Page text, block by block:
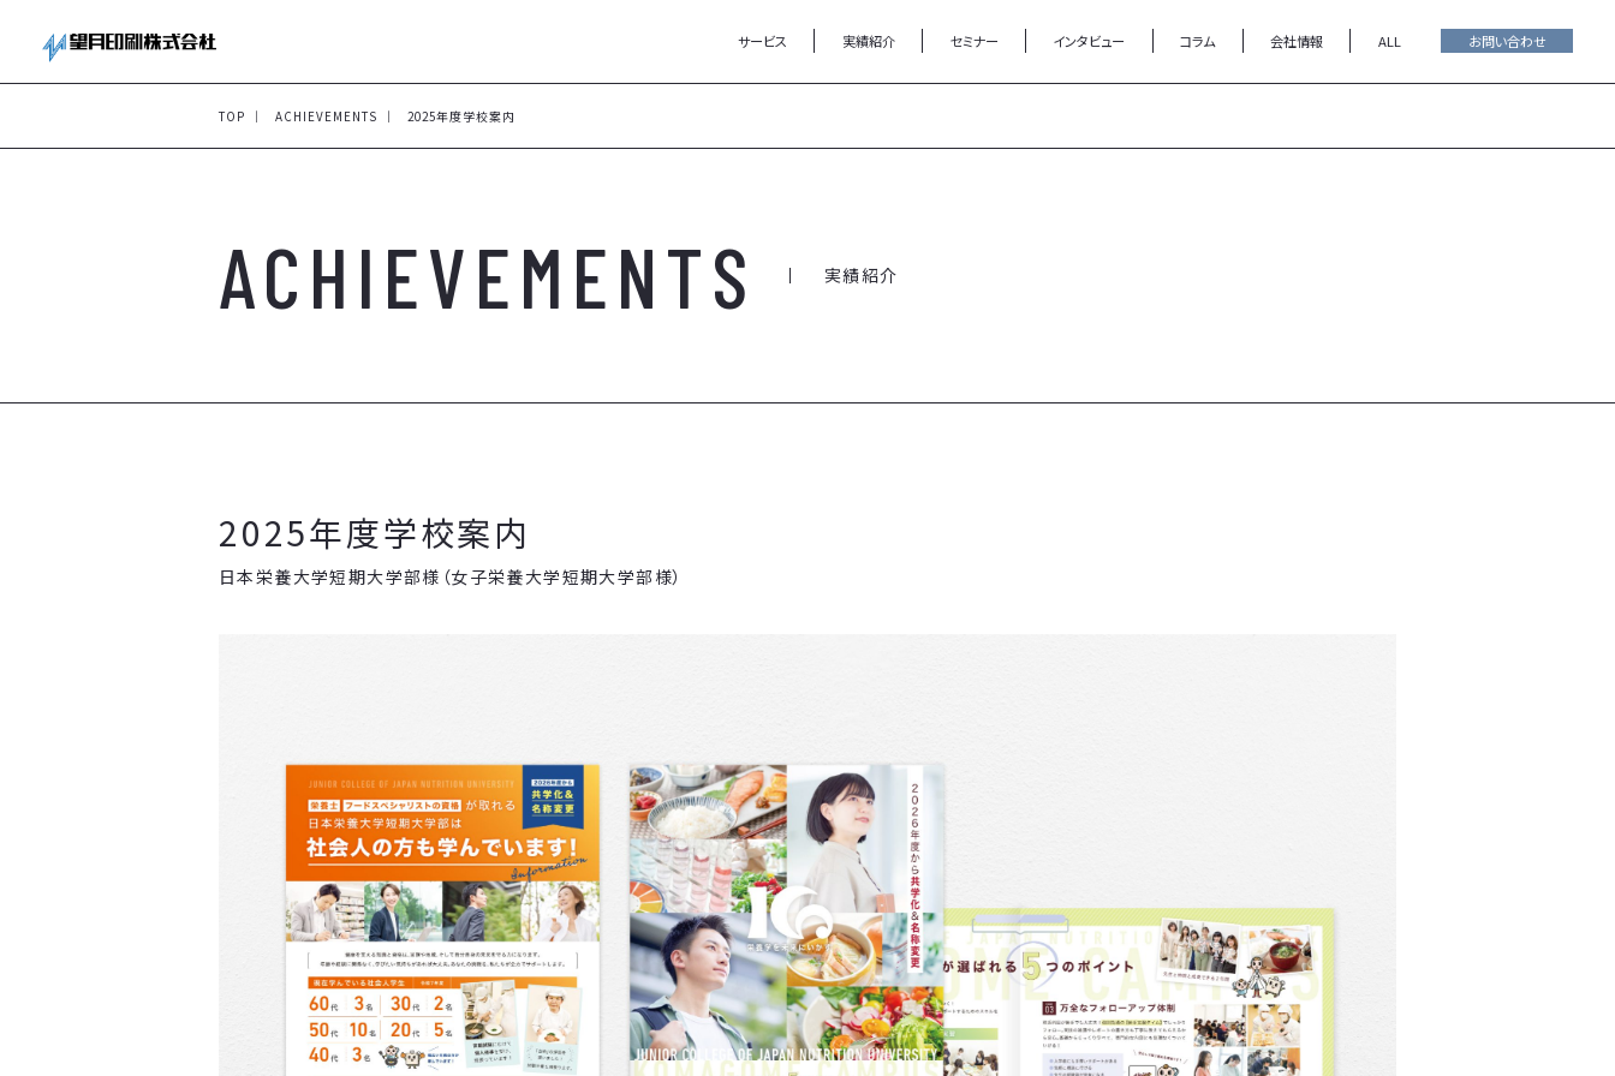
サービス 実績紹介 セミナー インタビュー コラム 会社情報 ALL お問い合わせ
TOP ACHIEVEMENTS 2025年度学校案内
ACHIEVEMENTS 実績紹介
2025年度学校案内
日本栄養大学短期大学部様（女子栄養大学短期大学部様）